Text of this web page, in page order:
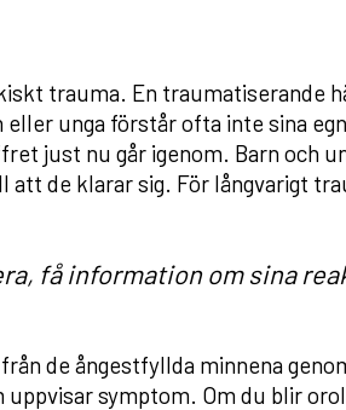
trauma. En traumatiserande
unga förstår ofta inte sina
just nu går igenom. Barn och
de klarar sig. För långvarigt
få information om sina
de ångestfyllda minnena
symptom. Om du blir